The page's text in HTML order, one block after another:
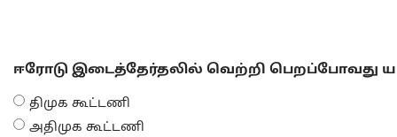
ஈரோடு இடைத்தேர்தலில் வெற்றி பெறப்போவது
திமுக கூட்டணி
அதிமுக கூட்டணி